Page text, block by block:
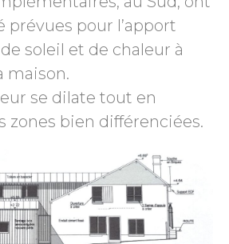
prévues pour l’apport
soleil et de chaleur à
maison.
se dilate tout en
zones bien différenciées.